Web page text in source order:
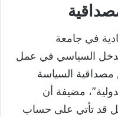
في جامعة
السياسي في عمل
مصداقية السياسة
مضيفة أن
قد تأتي على حساب